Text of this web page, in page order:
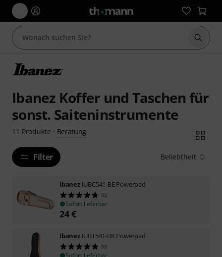
Suche
Ibanez Koffer und Taschen für
sonst. Saiteninstrumente
11 Produkte · Beratung
Filter Beliebtheit
Ibanez IUBC541-BE Powerpad
52
Sofort lieferbar
24€
Ibanez IUBT541-BK Powerpad
50
Sofort lieferbar